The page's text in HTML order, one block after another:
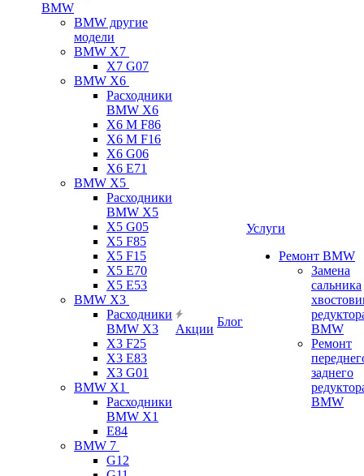
BMW
BMW другие
модели
BMW X7
X7 G07
BMW X6
Расходники
BMW X6
X6 M F86
X6 M F16
X6 G06
X6 E71
BMW X5
Расходники
BMW X5
X5 G05
X5 F85
X5 F15
X5 E70
X5 E53
BMW X3
Расходники
BMW X3
X3 F25
X3 E83
X3 G01
BMW X1
Расходники
BMW X1
E84
BMW 7
G12
Акции
Блог
Услуги
Ремонт BMW
Замена
сальника
BMW
Ремонт
заднего
BMW